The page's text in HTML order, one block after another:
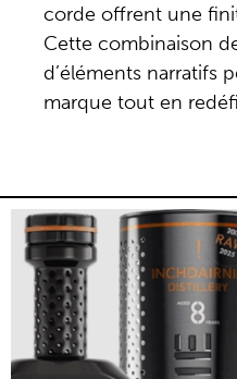
corde offrent une
Cette combinaison
d’éléments narratifs
marque tout en